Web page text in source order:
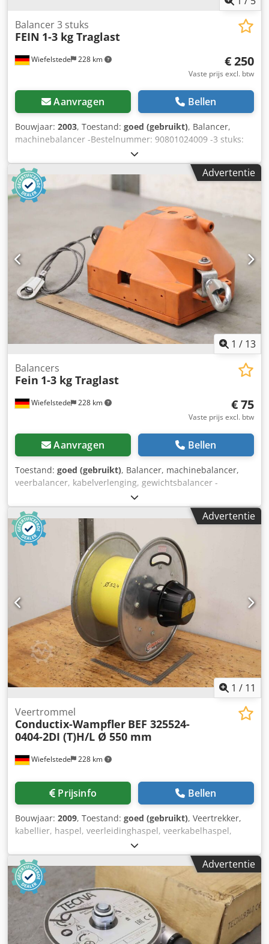
Wiefelstede 228 km
Balancer 3 stuks
FEIN 1-3 kg Traglast
€ 250
Vaste prijs excl. btw
Aanvragen Bellen
Bouwjaar: 2003, Toestand: goed (gebruikt), Balancer,
machinebalancer -Bestelnummer: 90801024009 -3 stuks:
met helmschienrollen en aansluitkabel -Draagvermogen
per stuk: 1-3 kg -Kabellengte: 2 m -Prijs/verkoop: compleet
-Eigen gewicht: 12 kg Dsdpfx Aeb A Rzcohrjck Advertentie
1 / 13
Wiefelstede 228 km
Balancers
Fein 1-3 kg Traglast
€ 75
Vaste prijs excl. btw
Aanvragen Bellen
Toestand: goed (gebruikt), Balancer, machinebalancer,
veerbalancer, kabelverlenging, gewichtsbalancer -
Fabrikant: Fein, balancer veerbalancer -Laadvermogen: 1-3
kg -Aantal: 2x veerbalancer beschikbaar -Prijs: per stuk -
Afmeting: 260/200/135 mm Dodsinwumopfx Ahrock -
Stadsgewicht: 3 kg/st.
Advertentie
1 / 11
Wiefelstede 228 km
Veertrommel
Conductix-Wampfler BEF 325524-
0404-2DI (T)H/L Ø 550 mm
Prijsinfo Bellen
Bouwjaar: 2009, Toestand: goed (gebruikt), Veertrekker,
kabellier, haspel, veerleidinghaspel, veerkabelhaspel,
veertrommel Dcedox R Svljpfx Ahrok -Fabrikant: Conductix
Wampfler, veertrommel/veerleidinghaspel -Type: BEF
325524-0404-2DI (T)H/L -Stroomsterkte: 3x25A+PE -
Spanning: 415V -Beschermingsgraad: IP65 -Kabel: niet
inbegrepen -Afmetingen: Ø 550 x 440 mm -Eigen gewicht:
Advertentie